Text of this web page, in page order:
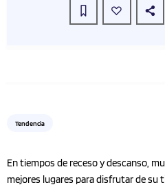
Tendencia
En tiempos de receso y descanso,
mejores lugares para disfrutar de su